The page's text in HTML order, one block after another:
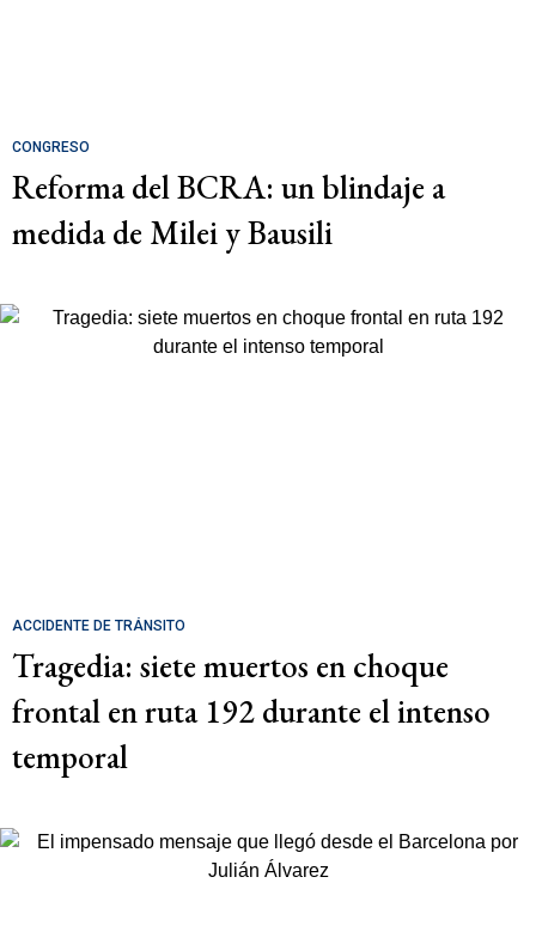
CONGRESO
Reforma del BCRA: un blindaje a
medida de Milei y Bausili
ACCIDENTE DE TRÁNSITO
Tragedia: siete muertos en choque
frontal en ruta 192 durante el intenso
temporal